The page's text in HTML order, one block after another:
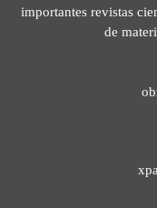
importantes revistas
de